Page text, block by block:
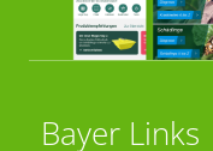
Bayer Links